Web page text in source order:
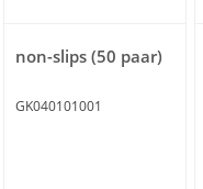
non-slips (50 paar)
GK040101001